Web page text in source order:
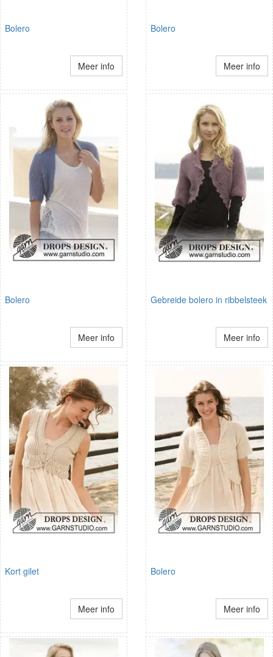
Bolero
Meer info
Bolero
Meer info
Bolero
Meer info
Gebreide bolero in ribbelsteek
Meer info
Kort gilet
Meer info
Bolero
Meer info